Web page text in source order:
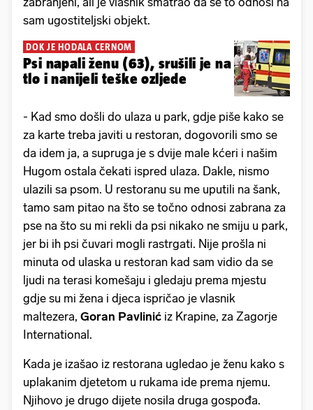
sam ugostiteljski objekt.
DOK JE HODALA CERNOM
Psi napali ženu (63), srušili je na
tlo i nanijeli teške ozljede
- Kad smo došli do ulaza u park, gdje piše kako se
za karte treba javiti u restoran, dogovorili smo se
da idem ja, a supruga je s dvije male kćeri i našim
Hugom ostala čekati ispred ulaza. Dakle, nismo
ulazili sa psom. U restoranu su me uputili na šank,
tamo sam pitao na što se točno odnosi zabrana za
pse na što su mi rekli da psi nikako ne smiju u park,
jer bi ih psi čuvari mogli rastrgati. Nije prošla ni
minuta od ulaska u restoran kad sam vidio da se
ljudi na terasi komešaju i gledaju prema mjestu
gdje su mi žena i djeca ispričao je vlasnik
maltezera, Goran Pavlinić iz Krapine, za Zagorje
International.
Kada je izašao iz restorana ugledao je ženu kako s
uplakanim djetetom u rukama ide prema njemu.
Njihovo je drugo dijete nosila druga gospođa.